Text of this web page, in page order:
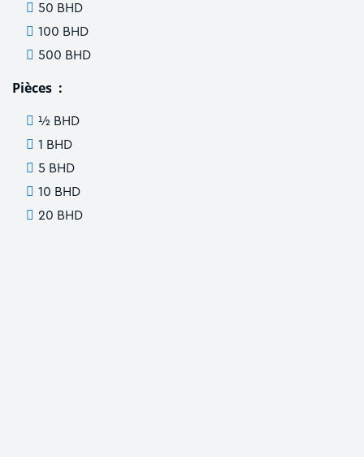
50 BHD
100 BHD
500 BHD
Pièces :
½ BHD
1 BHD
5 BHD
10 BHD
20 BHD